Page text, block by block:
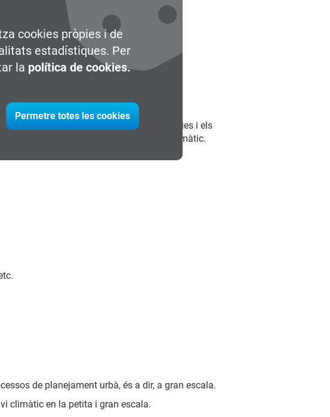
cookies pròpies i de
estadístiques. Per
la política de cookies.
Permetre totes les cookies
general:
l’urbanisme la qualificació, les competències i els
de les zones urbanes al canvi climàtic.
de planejament urbà, és a dir, a gran escala.
climàtic en la petita i gran escala.